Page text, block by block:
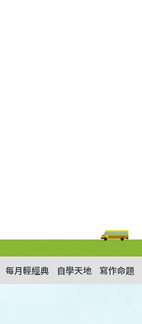
每月輕經典 自學天地 寫作命題